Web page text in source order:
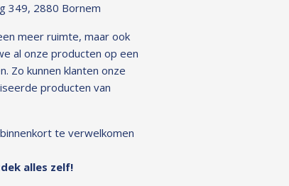
349, 2880 Bornem
meer ruimte, maar ook
al onze producten op een
Zo kunnen klanten onze
producten van
te verwelkomen
alles zelf!